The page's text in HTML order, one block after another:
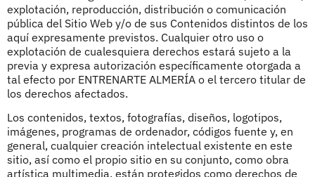
explotación, reproducción, distribución o comunicación
pública del Sitio Web y/o de sus Contenidos distintos de los
aquí expresamente previstos. Cualquier otro uso o
explotación de cualesquiera derechos estará sujeto a la
previa y expresa autorización específicamente otorgada a
tal efecto por ENTRENARTE ALMERÍA o el tercero titular de
los derechos afectados.
Los contenidos, textos, fotografías, diseños, logotipos,
imágenes, programas de ordenador, códigos fuente y, en
general, cualquier creación intelectual existente en este
sitio, así como el propio sitio en su conjunto, como obra
artística multimedia, están protegidos como derechos de